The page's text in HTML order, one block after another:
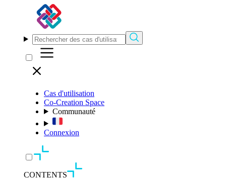
Cas d'utilisation
Co-Creation Space
Communauté
Connexion
CONTENTS